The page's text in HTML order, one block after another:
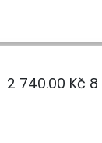
2 740.00 Kč 8